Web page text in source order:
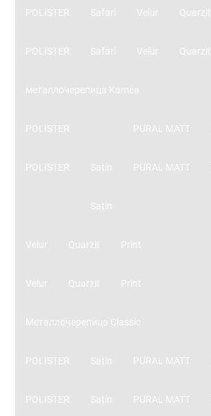
POLISTER
POLISTER
Safari
Safari
Velur
Velur
Quarzit
Quarzit
металлочерепица Kamea
POLISTER
POLISTER Satin
Satin
PURAL MATT
PURAL MATT
Velur
Velur
Quarzit
Quarzit
Print
Print
Металлочерепица Classic
POLISTER
POLISTER
Satin
Satin
PURAL MATT
PURAL MATT